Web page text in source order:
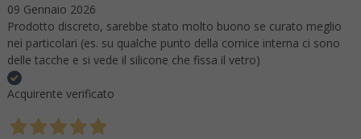
09 Gennaio 2026
Prodotto discreto, sarebbe stato molto buono se curato meglio
nei particolari (es. su qualche punto della cornice interna ci sono
delle tacche e si vede il silicone che fissa il vetro)
Acquirente verificato